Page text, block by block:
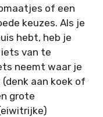
of een
keuzes. Als je
hebt, heb je
van te
neemt waar je
aan koek of
grote